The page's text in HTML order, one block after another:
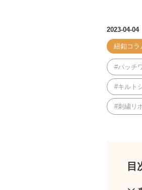
2023-04-04
紐釦コラ
パッチ
キルト
刺繍リ
目